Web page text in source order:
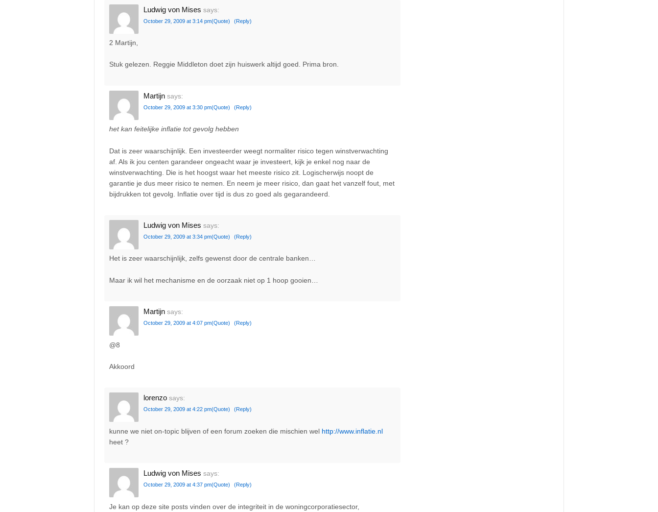
Ludwig von Mises says:
October 29, 2009 at 3:14 pm(Quote) (Reply)
2 Martijn,
Stuk gelezen. Reggie Middleton doet zijn huiswerk altijd goed. Prima bron.
Martijn says:
October 29, 2009 at 3:30 pm(Quote) (Reply)
het kan feitelijke inflatie tot gevolg hebben
Dat is zeer waarschijnlijk. Een investeerder weegt normaliter risico tegen winstverwachting
af. Als ik jou centen garandeer ongeacht waar je investeert, kijk je enkel nog naar de
winstverwachting. Die is het hoogst waar het meeste risico zit. Logischerwijs noopt de
garantie je dus meer risico te nemen. En neem je meer risico, dan gaat het vanzelf fout, met
bijdrukken tot gevolg. Inflatie over tijd is dus zo goed als gegarandeerd.
Ludwig von Mises says:
October 29, 2009 at 3:34 pm(Quote) (Reply)
Het is zeer waarschijnlijk, zelfs gewenst door de centrale banken…
Maar ik wil het mechanisme en de oorzaak niet op 1 hoop gooien…
Martijn says:
October 29, 2009 at 4:07 pm(Quote) (Reply)
@8
Akkoord
lorenzo says:
October 29, 2009 at 4:22 pm(Quote) (Reply)
kunne we niet on-topic blijven of een forum zoeken die mischien wel http://www.inflatie.nl
heet ?
Ludwig von Mises says:
October 29, 2009 at 4:37 pm(Quote) (Reply)
Je kan op deze site posts vinden over de integriteit in de woningcorporatiesector,